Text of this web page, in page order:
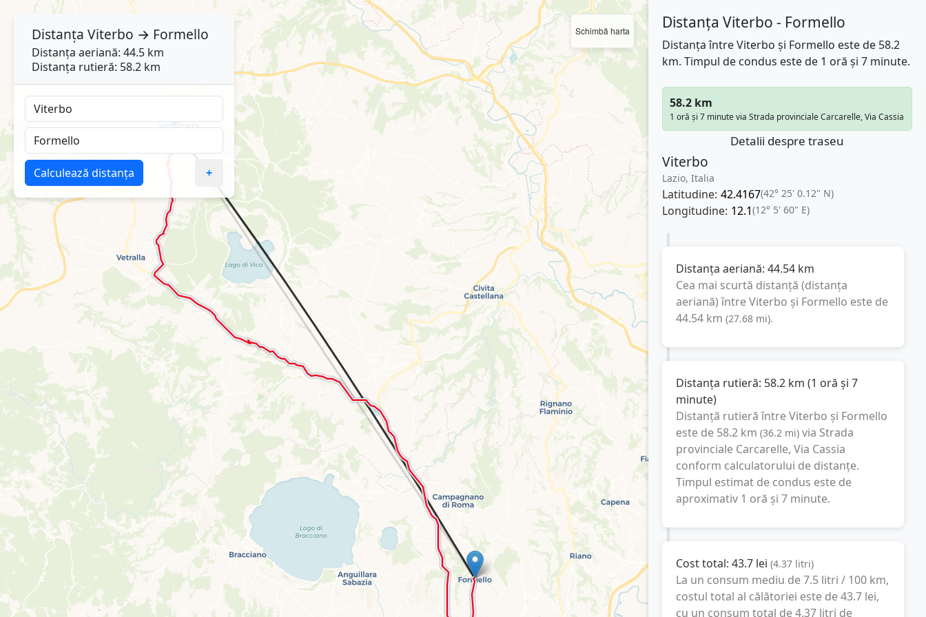
Schimbă harta Distanța Viterbo - Formello
Distanța între Viterbo și Formello este de 58.2
km. Timpul de condus este de 1 oră și 7 minute.
58.2 km
1 oră și 7 minute via Strada provinciale Carcarelle, Via Cassia
Detalii despre traseu
Viterbo
Lazio, Italia
Latitudine: 42.4167(42° 25' 0.12" N)
Longitudine: 12.1(12° 5' 60" E)
Distanța aeriană: 44.54 km
Cea mai scurtă distanță (distanța
aeriană) întreViterbo și Formello este de
44.54 km (27.68 mi).
Distanța rutieră: 58.2 km (1 oră și 7
minute)
Distanță rutieră întreViterbo și Formello
este de 58.2 km (36.2 mi) via Strada
provinciale Carcarelle, Via Cassia
conform calculatorului de distanțe.
Timpul estimat de condus este de
aproximativ 1 oră și 7 minute.
Cost total: 43.7 lei (4.37 litri)
La un consum mediu de7.5 litri / 100 km,
costul total al călătoriei este de43.7 lei,
cu un consum total de4.37 litri de
Distanța Viterbo → Formello
Distanța aeriană: 44.5 km
Distanța rutieră: 58.2 km
Calculează distanța +